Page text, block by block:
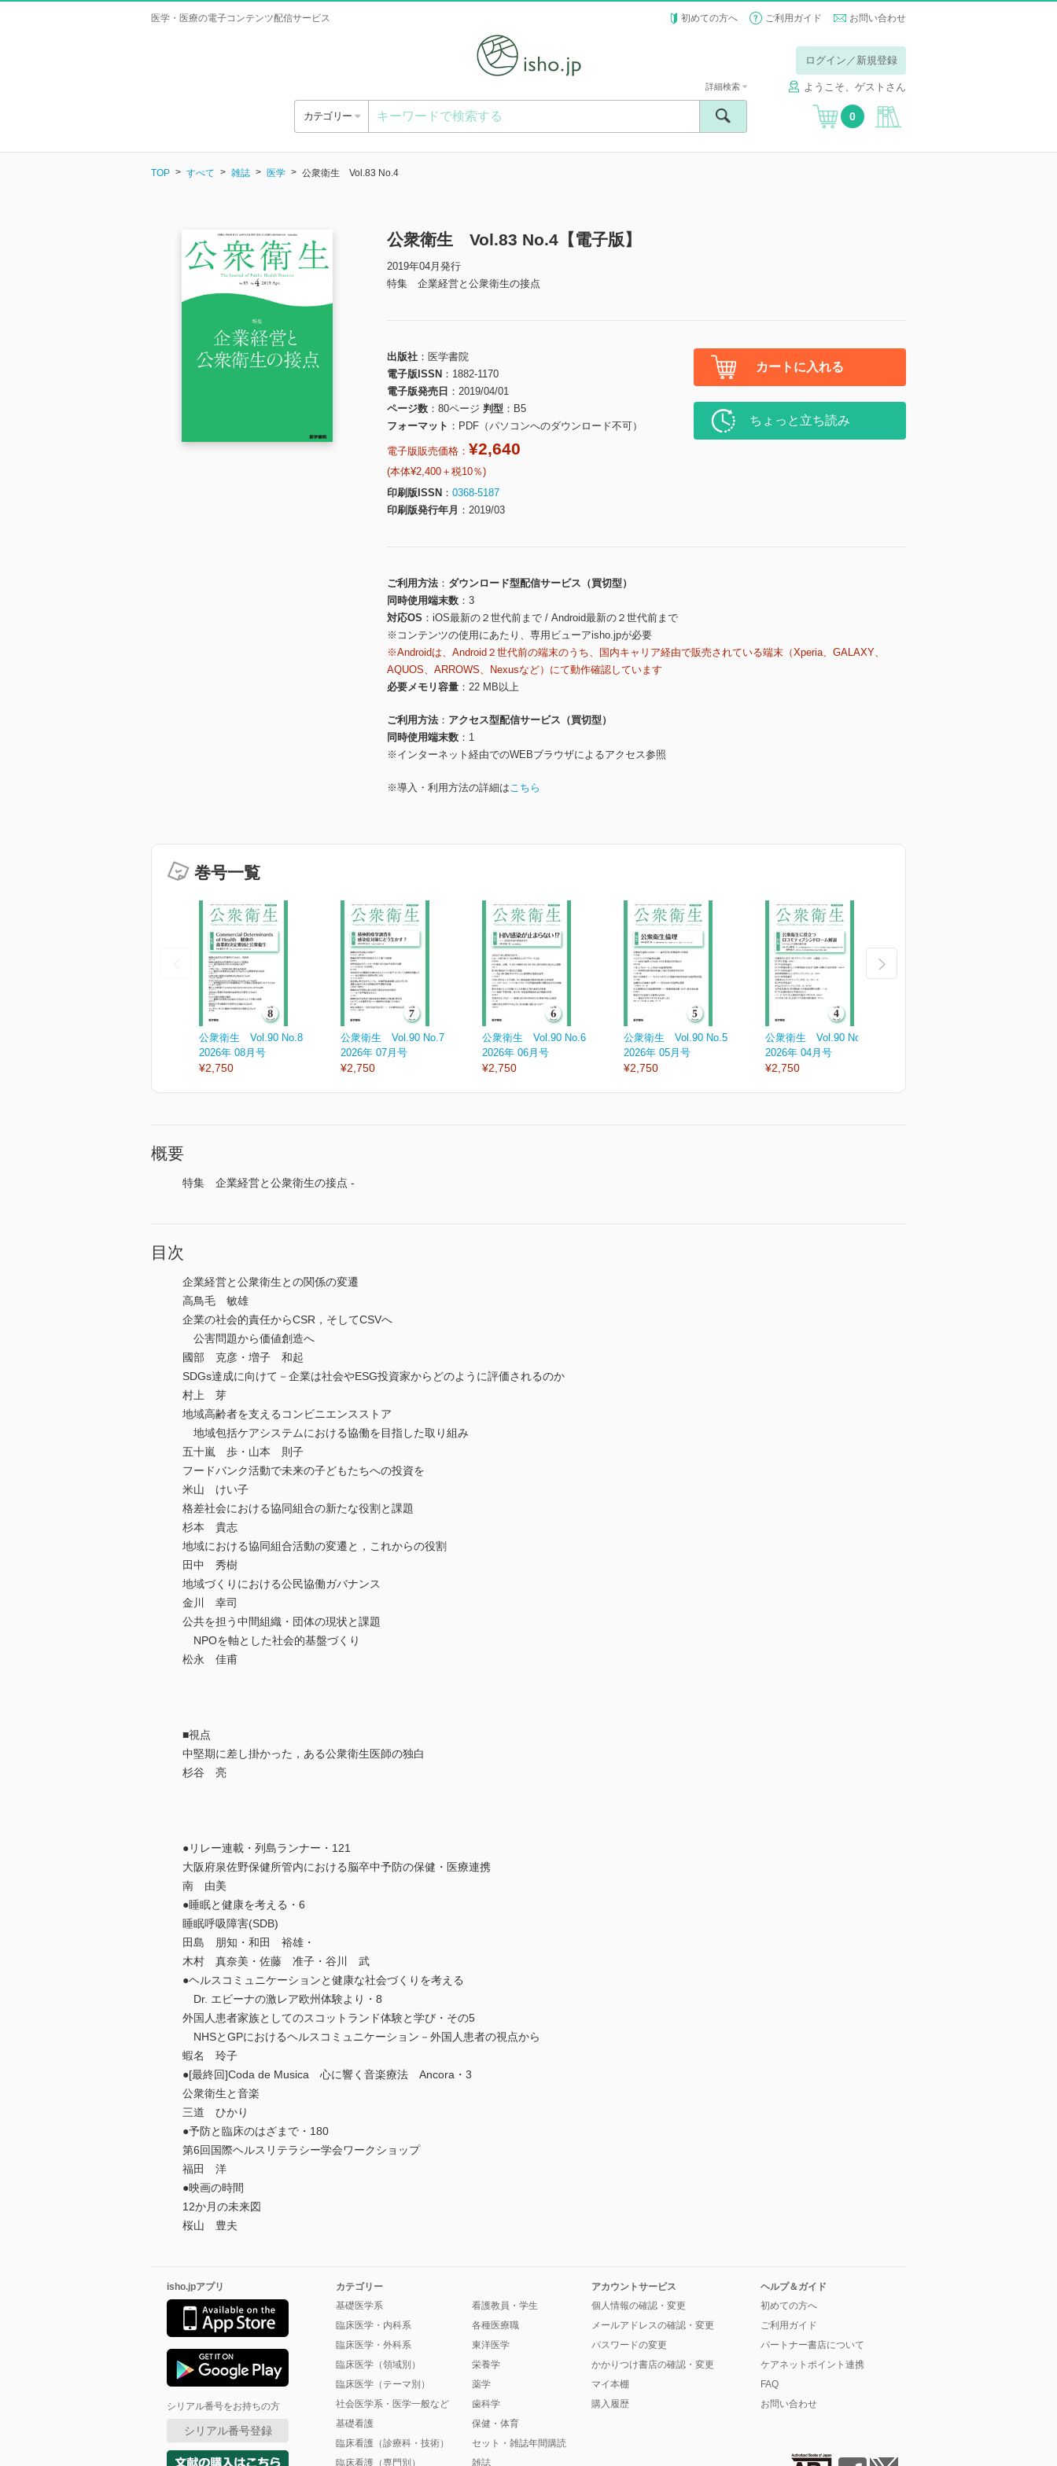
医学・医療の電子コンテンツ配信サービス 初めての方へ ご利用ガイド お問い合わせ
ログイン／新規登録
ようこそ、ゲストさん
カテゴリー
詳細検索
0
TOP すべて 雑誌 医学 公衆衛生 Vol.83 No.4
公衆衛生 Vol.83 No.4【電子版】
2019年04月発行
特集 企業経営と公衆衛生の接点
出版社
医学書院
電子版ISSN
1882-1170
電子版発売日
2019/04/01
ページ数
80ページ 判型
B5
フォーマット
PDF（パソコンへのダウンロード不可）
電子版販売価格： ¥2,640
(本体¥2,400＋税10％)
印刷版ISSN
0368-5187
印刷版発行年月
2019/03
カートに入れる
ちょっと立ち読み
ご利用方法
ダウンロード型配信サービス（買切型）
同時使用端末数
3
対応OS
iOS最新の２世代前まで / Android最新の２世代前まで
※コンテンツの使用にあたり、専用ビューアisho.jpが必要
※Androidは、Android２世代前の端末のうち、国内キャリア経由で販売されている端末（Xperia、GALAXY、
AQUOS、ARROWS、Nexusなど）にて動作確認しています
必要メモリ容量
22 MB以上
ご利用方法
アクセス型配信サービス（買切型）
同時使用端末数
1
※インターネット経由でのWEBブラウザによるアクセス参照
※導入・利用方法の詳細はこちら
巻号一覧
公衆衛生 Vol.90 No.8
2026年 08月号
¥2,750
公衆衛生 Vol.90 No.7
2026年 07月号
¥2,750
公衆衛生 Vol.90 No.6
2026年 06月号
¥2,750
公衆衛生 Vol.90 No.5
2026年 05月号
¥2,750
公衆衛生 Vol.90 No.4
2026年 04月号
¥2,750
概要
特集 企業経営と公衆衛生の接点 -
目次
企業経営と公衆衛生との関係の変遷
高鳥毛 敏雄
企業の社会的責任からCSR，そしてCSVへ
公害問題から価値創造へ
國部 克彦・増子 和起
SDGs達成に向けて－企業は社会やESG投資家からどのように評価されるのか
村上 芽
地域高齢者を支えるコンビニエンスストア
地域包括ケアシステムにおける協働を目指した取り組み
五十嵐 歩・山本 則子
フードバンク活動で未来の子どもたちへの投資を
米山 けい子
格差社会における協同組合の新たな役割と課題
杉本 貴志
地域における協同組合活動の変遷と，これからの役割
田中 秀樹
地域づくりにおける公民協働ガバナンス
金川 幸司
公共を担う中間組織・団体の現状と課題
NPOを軸とした社会的基盤づくり
松永 佳甫
■視点
中堅期に差し掛かった，ある公衆衛生医師の独白
杉谷 亮
●リレー連載・列島ランナー・121
大阪府泉佐野保健所管内における脳卒中予防の保健・医療連携
南 由美
●睡眠と健康を考える・6
睡眠呼吸障害(SDB)
田島 朋知・和田 裕雄・
木村 真奈美・佐藤 准子・谷川 武
●ヘルスコミュニケーションと健康な社会づくりを考える
Dr. エビーナの激レア欧州体験より・8
外国人患者家族としてのスコットランド体験と学び・その5
NHSとGPにおけるヘルスコミュニケーション－外国人患者の視点から
蝦名 玲子
●[最終回]Coda de Musica 心に響く音楽療法 Ancora・3
公衆衛生と音楽
三道 ひかり
●予防と臨床のはざまで・180
第6回国際ヘルスリテラシー学会ワークショップ
福田 洋
●映画の時間
12か月の未来図
桜山 豊夫
isho.jpアプリ
シリアル番号をお持ちの方
シリアル番号登録
カテゴリー
基礎医学系
臨床医学・内科系
臨床医学・外科系
臨床医学（領域別）
臨床医学（テーマ別）
社会医学系・医学一般など
基礎看護
臨床看護（診療科・技術）
臨床看護（専門別）
看護教員・学生
各種医療職
東洋医学
栄養学
薬学
歯科学
保健・体育
セット・雑誌年間購読
雑誌
アカウントサービス
個人情報の確認・変更
メールアドレスの確認・変更
パスワードの変更
かかりつけ書店の確認・変更
マイ本棚
購入履歴
ヘルプ＆ガイド
初めての方へ
ご利用ガイド
パートナー書店について
ケアネットポイント連携
FAQ
お問い合わせ